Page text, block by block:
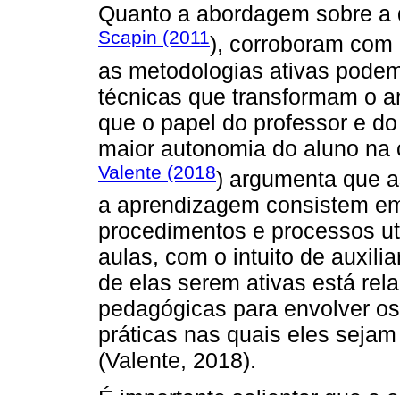
Quanto a abordagem sobre
Scapin (2011), corroboram
as metodologias ativas
técnicas que transformam o
que o papel do professor e
maior autonomia do aluno
Valente (2018) argumenta que
a aprendizagem consistem
procedimentos e processos
aulas, com o intuito de
de elas serem ativas está
pedagógicas para envolver
práticas nas quais eles
(Valente, 2018).